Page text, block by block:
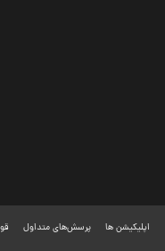
اپلیکیشن ها پرسش‌های متداول